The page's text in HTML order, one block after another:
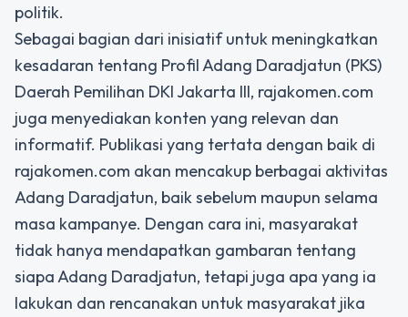
politik.
Sebagai bagian dari inisiatif untuk meningkatkan
kesadaran tentang Profil Adang Daradjatun (PKS)
Daerah Pemilihan DKI Jakarta III, rajakomen.com
juga menyediakan konten yang relevan dan
informatif. Publikasi yang tertata dengan baik di
rajakomen.com akan mencakup berbagai aktivitas
Adang Daradjatun, baik sebelum maupun selama
masa kampanye. Dengan cara ini, masyarakat
tidak hanya mendapatkan gambaran tentang
siapa Adang Daradjatun, tetapi juga apa yang ia
lakukan dan rencanakan untuk masyarakat jika